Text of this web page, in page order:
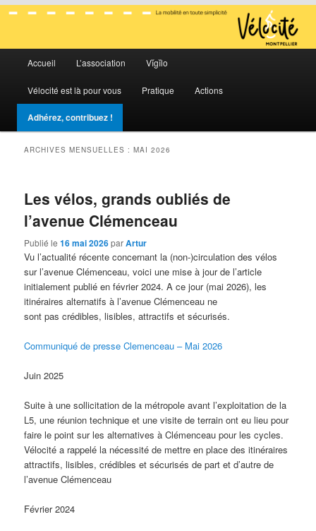
Vélocité Grand Montpellier
La mobilité en toute simplicité
Aller
au
contenu
principal
Aller
au
contenu
secondaire
Accueil L’association Vĭgĭlo
Vélocité est là pour vous Pratique Actions
Adhérez, contribuez !
ARCHIVES MENSUELLES :MAI 2026
Les vélos, grands oubliés de
l’avenue Clémenceau
Publié le16 mai 2026parArtur
Vu l’actualité récente concernant la (non-)circulation des vélos
sur l’avenue Clémenceau, voici une mise à jour de l’article
initialement publié en février 2024. A ce jour (mai 2026), les
itinéraires alternatifs à l’avenue Clémenceau ne
sont pas crédibles, lisibles, attractifs et sécurisés.
Communiqué de presse Clemenceau – Mai 2026
Juin 2025
Suite à une sollicitation de la métropole avant l’exploitation de la
L5, une réunion technique et une visite de terrain ont eu lieu pour
faire le point sur les alternatives à Clémenceau pour les cycles.
Vélocité a rappelé la nécessité de mettre en place des itinéraires
attractifs, lisibles, crédibles et sécurisés de part et d’autre de
l’avenue Clémenceau
Février 2024